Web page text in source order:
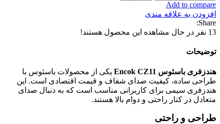
Add to compare
افزودن به علاقه مندی
Share:
13 نفر در حال مشاهده این محصول هستند!
توضیحات
هندزفری باسئوس Encok CZ11
یکی از محصولات باسئوس با
طراحی ساده، کیفیت صدای شفاف و قیمت اقتصادی است. این
هندزفری سیمی برای کاربرانی مناسب است که به دنبال صدای
متعادل در کنار راحتی و دوام بالا هستند.
طراحی و راحتی